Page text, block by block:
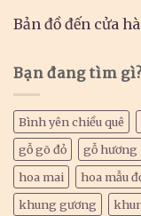
Bản đồ đến cửa
Bạn đang tìm
Bình yên chiều quê
gỗ gõ đỏ
gỗ hương
hoa mai
hoa mẫu
khung gương